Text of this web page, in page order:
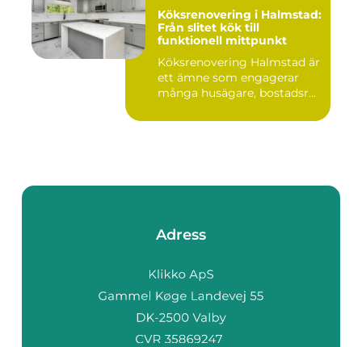
Köksrenovering i Halmstad:
Från slitet kök till
funktionell mittpunkt
Köksrenovering Halmstad är
ett ämne som engagerar
många husägare, bostadsr...
Adress